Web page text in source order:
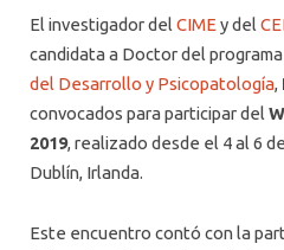
El investigador del CIME y del
candidata a Doctor del
del Desarrollo y Psicopatología,
convocados para participar del
2019, realizado desde el 4 al 6
Dublín, Irlanda.
Este encuentro contó con la